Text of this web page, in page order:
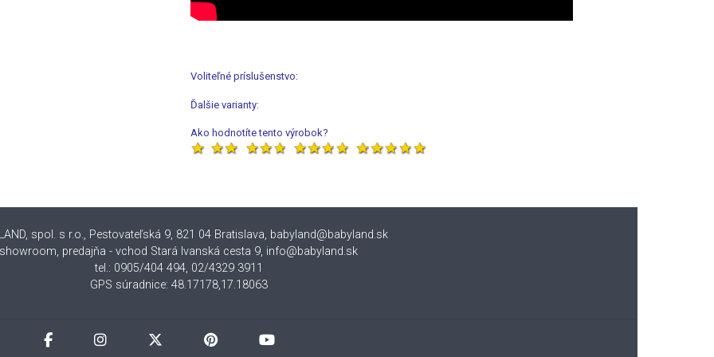
Voliteľné príslušenstvo:
Ďalšie varianty:
Ako hodnotíte tento výrobok?
spol. s r.o., Pestovateľská 9, 821 04 Bratislava, babyland@babyland.sk
showroom, predajňa - vchod Stará Ivanská cesta 9, info@babyland.sk
tel.: 0905/404 494, 02/4329 3911
GPS súradnice: 48.17178,17.18063